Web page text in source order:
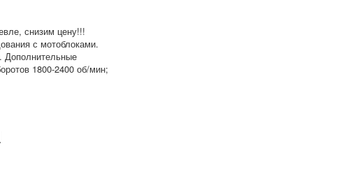
снизим цену!!!
с мотоблоками.
Дополнительные
1800-2400 об/мин;